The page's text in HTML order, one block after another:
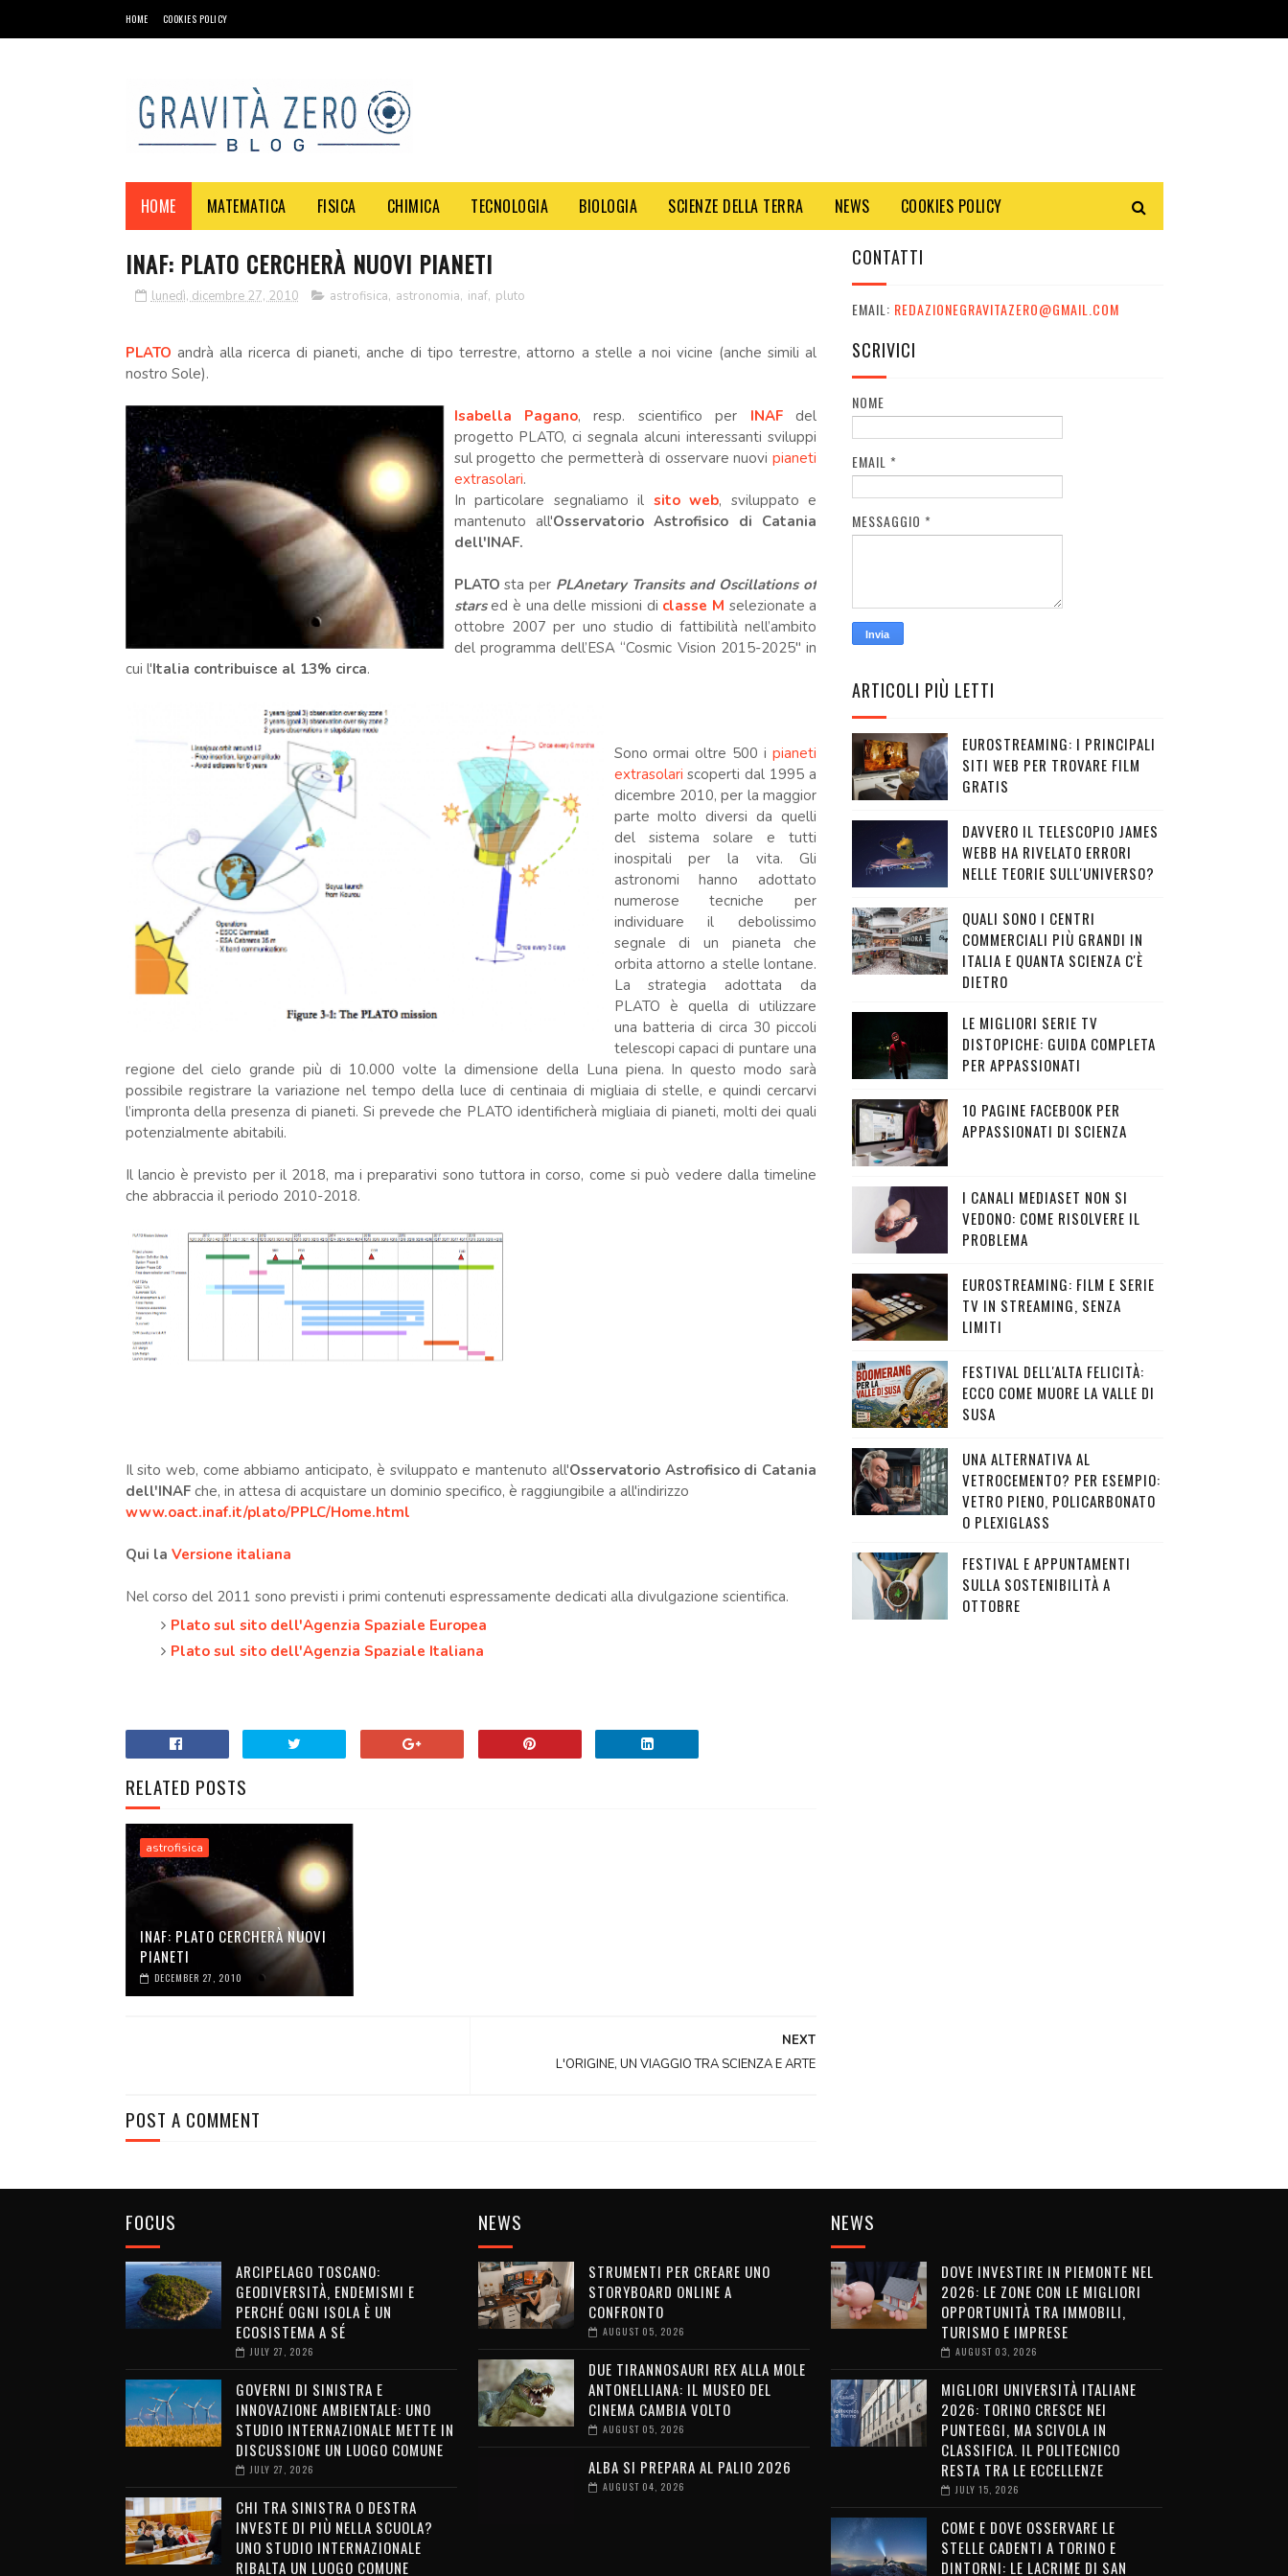
HOME COOKIES POLICY
HOME MATEMATICA FISICA CHIMICA TECNOLOGIA BIOLOGIA SCIENZE DELLA TERRA NEWS COOKIES POLICY
INAF: PLATO CERCHERÀ NUOVI PIANETI
lunedì, dicembre 27, 2010 astrofisica, astronomia, inaf, pluto
PLATO andrà alla ricerca di pianeti, anche di tipo terrestre, attorno a stelle a noi vicine (anche simili al
nostro Sole).
Isabella Pagano, resp. scientifico per INAFdel
progetto PLATO, ci segnala alcuni interessanti sviluppi
sul progetto che permetterà di osservare nuovipianeti
extrasolari.
In particolare segnaliamo il sito web, sviluppato e
mantenuto all'Osservatorio Astrofisico di Catania
dell'INAF.
PLATO sta per PLAnetary Transits and Oscillations of
starsed è una delle missioni di classe M selezionate a
ottobre 2007 per uno studio di fattibilità nell’ambito
del programma dell’ESA “Cosmic Vision 2015-2025" in
cui l'Italia contribuisce al 13% circa.
Sono ormai oltre 500 ipianeti
extrasolari scoperti dal 1995 a
dicembre 2010, per la maggior
parte molto diversi da quelli
del sistema solare e tutti
inospitali per la vita. Gli
astronomi hanno adottato
numerose tecniche per
individuare il debolissimo
segnale di un pianeta che
orbita attorno a stelle lontane.
La strategia adottata da
PLATO è quella di utilizzare
una batteria di circa 30 piccoli
telescopi capaci di puntare una
regione del cielo grande più di 10.000 volte la dimensione della Luna piena. In questo modo sarà
possibile registrare la variazione nel tempo della luce di centinaia di migliaia di stelle, e quindi cercarvi
l’impronta della presenza di pianeti. Si prevede che PLATO identificherà migliaia di pianeti, molti dei quali
potenzialmente abitabili.
Il lancio è previsto per il 2018, ma i preparativi sono tuttora in corso, come si può vedere dalla timeline
che abbraccia il periodo 2010-2018.
Il sito web, come abbiamo anticipato, è sviluppato e mantenuto all'Osservatorio Astrofisico di Catania
dell'INAFche, in attesa di acquistare un dominio specifico, è raggiungibile a all'indirizzo
www.oact.inaf.it/plato/PPLC/Home.html
Qui la Versione italiana
Nel corso del 2011 sono previsti i primi contenuti espressamente dedicati alla divulgazione scientifica.
Plato sul sito dell'Agenzia Spaziale Europea
Plato sul sito dell'Agenzia Spaziale Italiana
RELATED POSTS
astrofisica
INAF: PLATO CERCHERÀ NUOVI
PIANETI
DECEMBER 27, 2010
NEXT
L'ORIGINE, UN VIAGGIO TRA SCIENZA E ARTE
POST A COMMENT
CONTATTI
EMAIL: REDAZIONEGRAVITAZERO@GMAIL.COM
SCRIVICI
NOME
EMAIL *
MESSAGGIO *
ARTICOLI PIÙ LETTI
EUROSTREAMING: I PRINCIPALI
SITI WEB PER TROVARE FILM
GRATIS
DAVVERO IL TELESCOPIO JAMES
WEBB HA RIVELATO ERRORI
NELLE TEORIE SULL'UNIVERSO?
QUALI SONO I CENTRI
COMMERCIALI PIÙ GRANDI IN
ITALIA E QUANTA SCIENZA C'È
DIETRO
LE MIGLIORI SERIE TV
DISTOPICHE: GUIDA COMPLETA
PER APPASSIONATI
10 PAGINE FACEBOOK PER
APPASSIONATI DI SCIENZA
I CANALI MEDIASET NON SI
VEDONO: COME RISOLVERE IL
PROBLEMA
EUROSTREAMING: FILM E SERIE
TV IN STREAMING, SENZA
LIMITI
FESTIVAL DELL'ALTA FELICITÀ:
ECCO COME MUORE LA VALLE DI
SUSA
UNA ALTERNATIVA AL
VETROCEMENTO? PER ESEMPIO:
VETRO PIENO, POLICARBONATO
O PLEXIGLASS
FESTIVAL E APPUNTAMENTI
SULLA SOSTENIBILITÀ A
OTTOBRE
FOCUS
ARCIPELAGO TOSCANO:
GEODIVERSITÀ, ENDEMISMI E
PERCHÉ OGNI ISOLA È UN
ECOSISTEMA A SÉ
JULY 27, 2026
GOVERNI DI SINISTRA E
INNOVAZIONE AMBIENTALE: UNO
STUDIO INTERNAZIONALE METTE IN
DISCUSSIONE UN LUOGO COMUNE
JULY 27, 2026
CHI TRA SINISTRA O DESTRA
INVESTE DI PIÙ NELLA SCUOLA?
UNO STUDIO INTERNAZIONALE
RIBALTA UN LUOGO COMUNE
NEWS
STRUMENTI PER CREARE UNO
STORYBOARD ONLINE A
CONFRONTO
AUGUST 05, 2026
DUE TIRANNOSAURI REX ALLA MOLE
ANTONELLIANA: IL MUSEO DEL
CINEMA CAMBIA VOLTO
AUGUST 05, 2026
ALBA SI PREPARA AL PALIO 2026
AUGUST 04, 2026
NEWS
DOVE INVESTIRE IN PIEMONTE NEL
2026: LE ZONE CON LE MIGLIORI
OPPORTUNITÀ TRA IMMOBILI,
TURISMO E IMPRESE
AUGUST 03, 2026
MIGLIORI UNIVERSITÀ ITALIANE
2026: TORINO CRESCE NEI
PUNTEGGI, MA SCIVOLA IN
CLASSIFICA. IL POLITECNICO
RESTA TRA LE ECCELLENZE
JULY 15, 2026
COME E DOVE OSSERVARE LE
STELLE CADENTI A TORINO E
DINTORNI: LE LACRIME DI SAN